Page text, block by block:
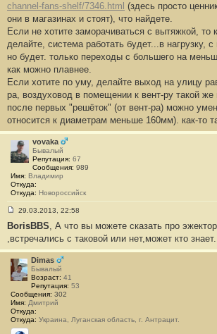
channel-fans-shelf/7346.html (здесь просто
они в магазинах и стоят), что найдете.
Если не хотите заморачиваться с вытяжкой, то
делайте, система работать будет...в нагрузку,
но будет. только переходы с большего на
как можно плавнее.
Если хотите по уму, делайте выход на улицу
ра, воздуховод в помещении к вент-ру такой
после первых "решёток" (от вент-ра) можно
относится к диаметрам меньше 160мм). как-то
vovaka
Бывалый
Репутация: 67
Сообщения: 989
Имя: Владимир
Откуда:
Откуда: Новороссийск
о
б
щ
е
н
и
#
7
6
29.03.2013, 22:58
BorisBBS, А что вы можете сказать про
,встречались с таковой или нет,может кто знает.
Dimas
Бывалый
Возраст: 41
Репутация: 53
Сообщения: 302
Имя: Дмитрий
Откуда:
Откуда: Украина, Луганская область, г. Антрацит.